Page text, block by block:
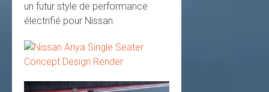
un futur style de performance
électrifié pour Nissan.